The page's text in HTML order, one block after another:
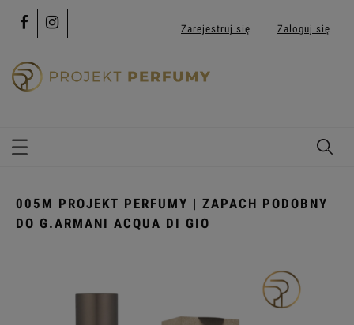
Zarejestruj się Zaloguj się
005M PROJEKT PERFUMY | ZAPACH PODOBNY
DO G.ARMANI ACQUA DI GIO